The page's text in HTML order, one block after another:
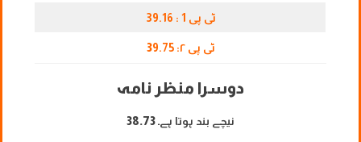
ٹی پی 1 : 39.16
ٹی پی ۲: 39.75
دوسرا منظر نامہ
نیچے بند ہوتا ہے۔38.73